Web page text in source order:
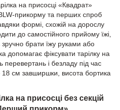
на присосці «Квадрат»
прикорму та перших спроб
формі, схожій на дорослу
до самостійного прийому їжі,
брати їжу руками або
допомагає фіксувати тарілку на
перевертань і безладу під час
18 см завширшки, висота бортика
на присосці без секцій